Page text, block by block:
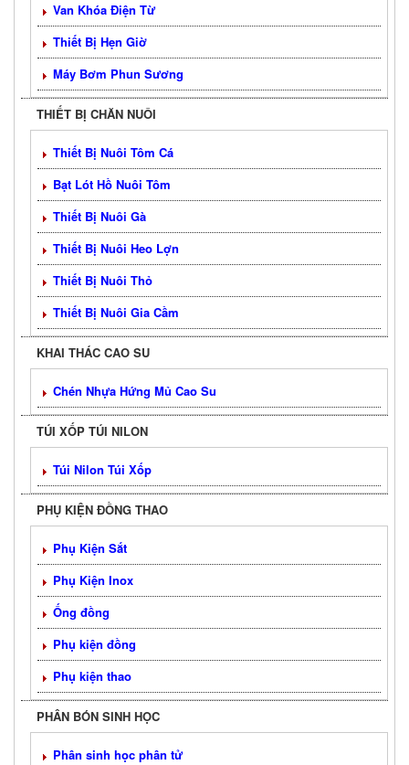
Van Khóa Điện Từ
Thiết Bị Hẹn Giờ
Máy Bơm Phun Sương
THIẾT BỊ CHĂN NUÔI
Thiết Bị Nuôi Tôm Cá
Bạt Lót Hồ Nuôi Tôm
Thiết Bị Nuôi Gà
Thiết Bị Nuôi Heo Lợn
Thiết Bị Nuôi Thỏ
Thiết Bị Nuôi Gia Cầm
KHAI THÁC CAO SU
Chén Nhựa Hứng Mủ Cao Su
TÚI XỐP TÚI NILON
Túi Nilon Túi Xốp
PHỤ KIỆN ĐỒNG THAO
Phụ Kiện Sắt
Phụ Kiện Inox
Ống đồng
Phụ kiện đồng
Phụ kiện thao
PHÂN BÓN SINH HỌC
Phân sinh học phân tử